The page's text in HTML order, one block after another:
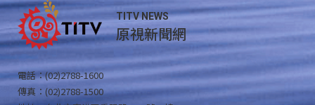
TITV NEWS
原視新聞網
電話：(02)2788-1600
傳真：(02)2788-1500